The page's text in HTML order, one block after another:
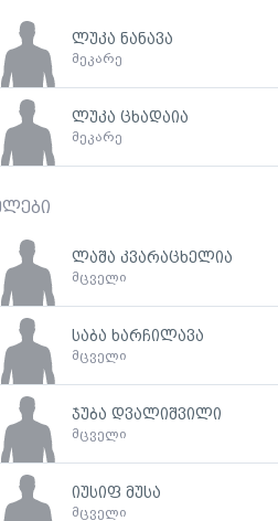
ლუკა ნანავა
მეკარე
ლუკა ცხადაია
მეკარე
ლაშა კვარაცხელია
მცველი
საბა ხარჩილავა
მცველი
ჯუბა დვალიშვილი
მცველი
იუსიფ მუსა
მცველი